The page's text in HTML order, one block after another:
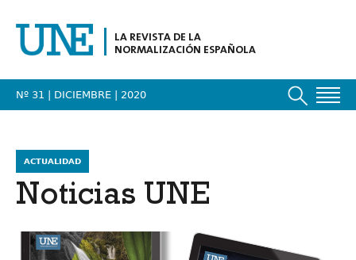
LA REVISTA DE LA
NORMALIZACIÓN ESPAÑOLA
Nº 31 | DICIEMBRE | 2020
ACTUALIDAD
Noticias UNE